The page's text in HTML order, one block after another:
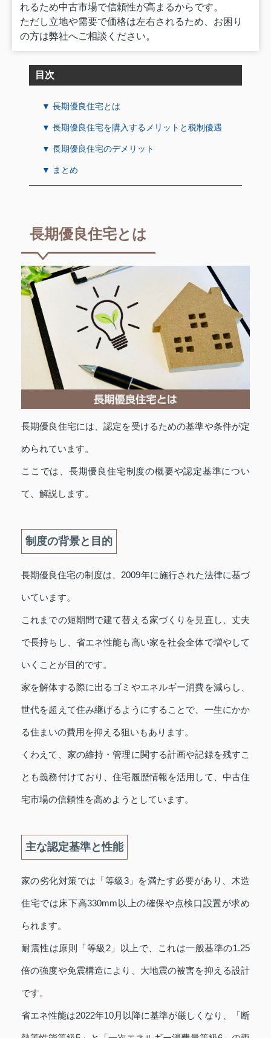
れるため中古市場で信頼性が高まるからです。
ただし立地や需要で価格は左右されるため、お困り
の方は弊社へご相談ください。
目次
▼ 長期優良住宅とは
▼ 長期優良住宅を購入するメリットと税制優遇
▼ 長期優良住宅のデメリット
▼ まとめ
長期優良住宅とは
長期優良住宅には、認定を受けるための基準や条件が定
められています。
ここでは、長期優良住宅制度の概要や認定基準につい
て、解説します。
制度の背景と目的
長期優良住宅の制度は、2009年に施行された法律に基づ
いています。
これまでの短期間で建て替える家づくりを見直し、丈夫
で長持ちし、省エネ性能も高い家を社会全体で増やして
いくことが目的です。
家を解体する際に出るゴミやエネルギー消費を減らし、
世代を超えて住み継げるようにすることで、一生にかか
る住まいの費用を抑える狙いもあります。
くわえて、家の維持・管理に関する計画や記録を残すこ
とも義務付けており、住宅履歴情報を活用して、中古住
宅市場の信頼性を高めようとしています。
主な認定基準と性能
家の劣化対策では「等級3」を満たす必要があり、木造
住宅では床下高330mm以上の確保や点検口設置が求め
られます。
耐震性は原則「等級2」以上で、これは一般基準の1.25
倍の強度や免震構造により、大地震の被害を抑える設計
です。
省エネ性能は2022年10月以降に基準が厳しくなり、「断